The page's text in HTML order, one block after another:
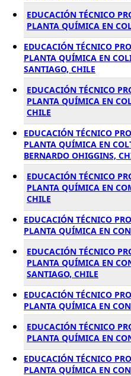
EDUCACIÓN TÉCNICO
PLANTA QUÍMICA EN
EDUCACIÓN TÉCNICO
PLANTA QUÍMICA EN
SANTIAGO, CHILE
EDUCACIÓN TÉCNICO
PLANTA QUÍMICA EN
CHILE
EDUCACIÓN TÉCNICO
PLANTA QUÍMICA EN
BERNARDO OHIGGINS,
EDUCACIÓN TÉCNICO
PLANTA QUÍMICA EN
CHILE
EDUCACIÓN TÉCNICO
PLANTA QUÍMICA EN
EDUCACIÓN TÉCNICO
PLANTA QUÍMICA EN
SANTIAGO, CHILE
EDUCACIÓN TÉCNICO
PLANTA QUÍMICA EN
EDUCACIÓN TÉCNICO
PLANTA QUÍMICA EN
EDUCACIÓN TÉCNICO
PLANTA QUÍMICA EN